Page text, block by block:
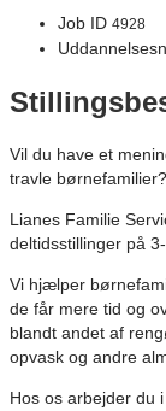
Job ID 4928
Vil du have et
travle børnefamilier?
Lianes Familie
deltidsstillinger på
Vi hjælper
de får mere tid og
blandt andet af
opvask og andre
Hos os arbejder du